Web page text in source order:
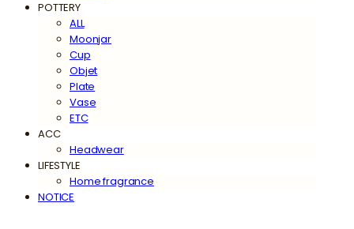
POTTERY
ALL
Moonjar
Cup
Objet
Plate
Vase
ETC
ACC
Headwear
LIFESTYLE
Home fragrance
NOTICE